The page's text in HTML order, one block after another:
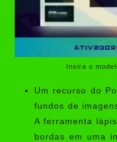
Insira o
Um recurso do
fundos de
A ferramenta
bordas em uma